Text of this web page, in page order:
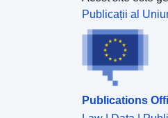
Publicații al
Publications